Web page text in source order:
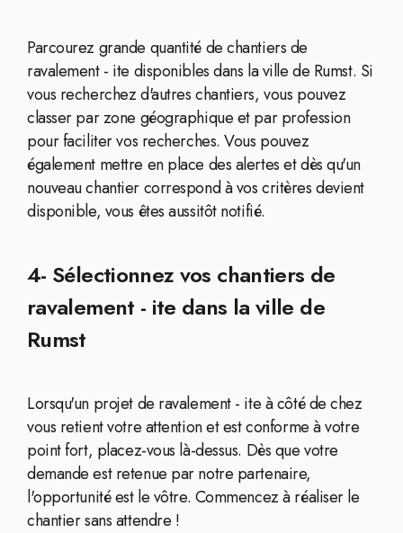
Parcourez grande quantité de chantiers de
ravalement - ite disponibles dans la ville de Rumst. Si
vous recherchez d'autres chantiers, vous pouvez
classer par zone géographique et par profession
pour faciliter vos recherches. Vous pouvez
également mettre en place des alertes et dès qu'un
nouveau chantier correspond à vos critères devient
disponible, vous êtes aussitôt notifié.
4- Sélectionnez vos chantiers de
ravalement - ite dans la ville de
Rumst
Lorsqu'un projet de ravalement - ite à côté de chez
vous retient votre attention et est conforme à votre
point fort, placez-vous là-dessus. Dès que votre
demande est retenue par notre partenaire,
l'opportunité est le vôtre. Commencez à réaliser le
chantier sans attendre !